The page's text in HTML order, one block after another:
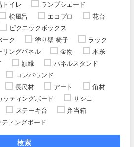
トイレ
ランプシェード
桧風呂 エコプロ
花台
ピクニックボックス
ーク 塗り壁.椅子
ラック
リングパネル 金物
木糸
額縁
パネルスタンド
コンパウンド
長尺材 アート
角材
ッティングボード
サシェ
ステーキ台
弁当箱
ィングボード
検索